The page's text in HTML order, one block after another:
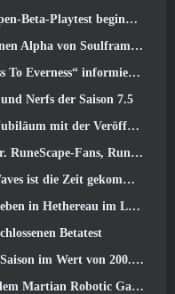
Playtest beginnt heute
von Soulframe verfügbar
was sie bei der Veröffentlichung erwartet
Nerfs der Saison 7.5
von SS12 Lunaria
Tickets stehen kurz vor dem Verkauf
Aemeath zu retten 3.3 Aktualisieren
Vorschauvideo von Neverness To Everness
Betatest
von 200.000 US-Dollar an
Robotic Games Event